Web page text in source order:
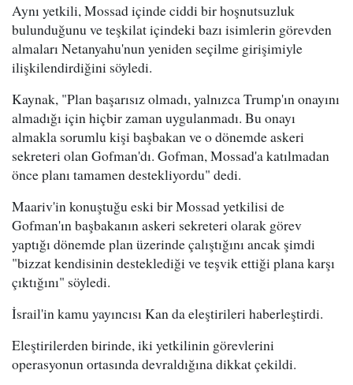
Aynı yetkili, Mossad içinde ciddi bir hoşnutsuzluk
bulunduğunu ve teşkilat içindeki bazı isimlerin görevden
almaları Netanyahu'nun yeniden seçilme girişimiyle
ilişkilendirdiğini söyledi.
Kaynak, "Plan başarısız olmadı, yalnızca Trump'ın onayını
almadığı için hiçbir zaman uygulanmadı. Bu onayı
almakla sorumlu kişi başbakan ve o dönemde askeri
sekreteri olan Gofman'dı. Gofman, Mossad'a katılmadan
önce planı tamamen destekliyordu" dedi.
Maariv'in konuştuğu eski bir Mossad yetkilisi de
Gofman'ın başbakanın askeri sekreteri olarak görev
yaptığı dönemde plan üzerinde çalıştığını ancak şimdi
"bizzat kendisinin desteklediği ve teşvik ettiği plana karşı
çıktığını" söyledi.
İsrail'in kamu yayıncısı Kan da eleştirileri haberleştirdi.
Eleştirilerden birinde, iki yetkilinin görevlerini
operasyonun ortasında devraldığına dikkat çekildi.